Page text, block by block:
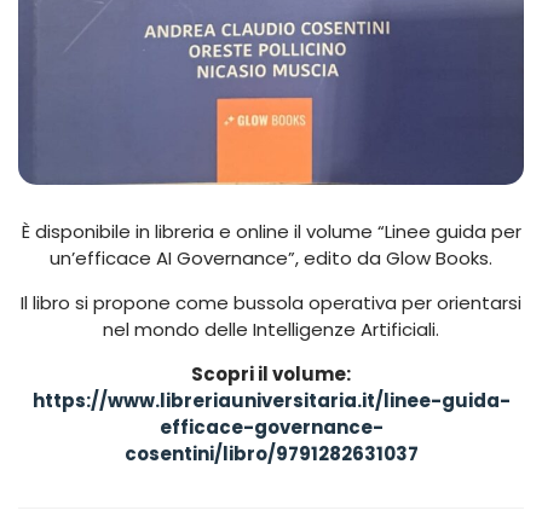
È disponibile in libreria e online il volume “Linee guida per
un’efficace AI Governance”, edito da Glow Books.
Il libro si propone come bussola operativa per orientarsi
nel mondo delle Intelligenze Artificiali.
Scopri il volume:
https://www.libreriauniversitaria.it/linee-guida-
efficace-governance-
cosentini/libro/9791282631037